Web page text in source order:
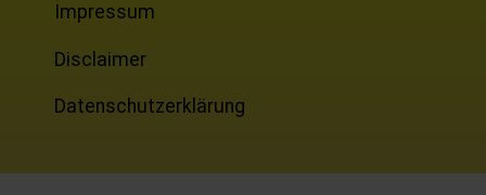
Impressum
Disclaimer
Datenschutzerklärung